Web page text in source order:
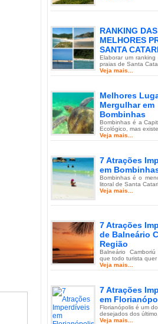
RANKING
MELHORES
SANTA
Elaborar um
praias de Santa
Veja mais...
Melhores
Mergulhar em
Bombinhas
Bombinhas é a
Ecológico, mas
Veja mais...
7 Atrações
em
Bombinhas é o
litoral de Santa
Veja mais...
7 Atrações
de Balneário
Região
Balneário
que todo turista quer
Veja mais...
7 Atrações
em
Florianópolis é um
desejados dos
Veja mais...